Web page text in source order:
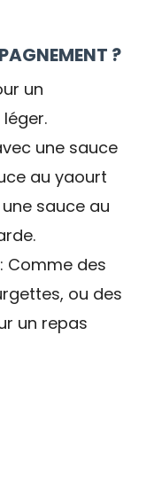
?
un
une sauce
au yaourt
sauce au
: Comme des
ou des
un repas